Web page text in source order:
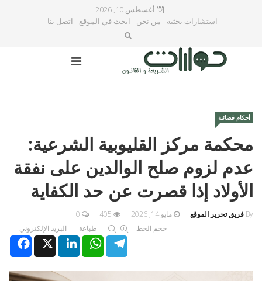
أغسطس 10, 2026
استشارات بحثية
من نحن ابحث في الموقع اتصل بنا
أحكام قضائية
محكمة مركز القليوبية الشرعية:
عدم لزوم صلح الوالدين على نفقة
الأولاد إذا قصرت عن حد الكفاية
By فريق تحرير الموقع مايو 14, 2026
0
حجم الخط
طباعة
البريد الإلكتروني
XLinkedInWhatsAppTelegram